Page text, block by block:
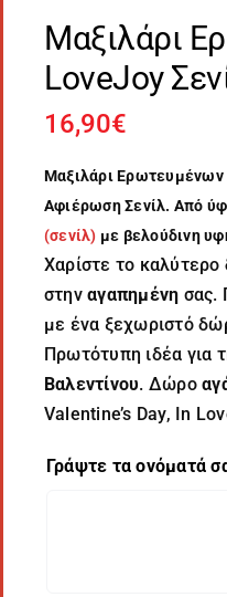
Μαξιλάρι
LoveJoy
16,90€
Μαξιλάρι
Αφιέρωση Σενίλ. Από
(σενίλ) με βελούδινη
Χαρίστε το καλύτερο
στηναγαπημένη σας.
με ένα ξεχωριστό
Πρωτότυπη ιδέα για
Βαλεντίνου. Δώρο
Valentine’s Day, In
Γράψτε τα ονόματά